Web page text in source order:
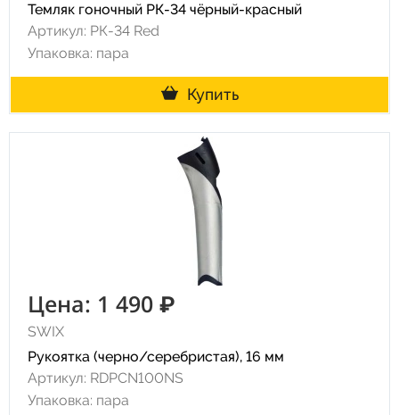
Темляк гоночный РК-34 чёрный-красный
Артикул: РК-34 Red
Упаковка: пара
Купить
Цена: 1 490 ₽
SWIX
Рукоятка (черно/серебристая), 16 мм
Артикул: RDPCN100NS
Упаковка: пара